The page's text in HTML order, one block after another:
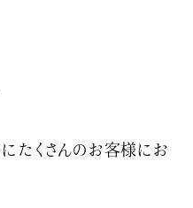
たくさんのお客様にお